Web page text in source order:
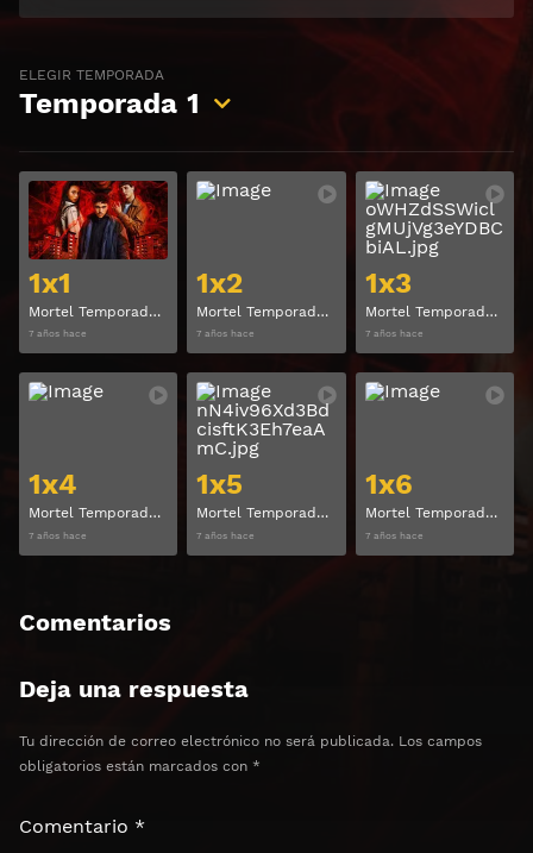
ELEGIR TEMPORADA
Temporada 1
1x1
Mortel Temporada 1 Capitulo 1
7 años hace
Ver
1x2
Mortel Temporada 1 Capitulo 2
7 años hace
Ver
1x3
Mortel Temporada 1 Capitulo 3
7 años hace
1x4
Mortel Temporada 1 Capitulo 4
7 años hace
Ver
1x5
Mortel Temporada 1 Capitulo 5
7 años hace
Ver
1x6
Mortel Temporada 1 Capitulo 6
7 años hace
Comentarios
Deja una respuesta
Tu dirección de correo electrónico no será publicada. Los campos
obligatorios están marcados con *
Comentario *